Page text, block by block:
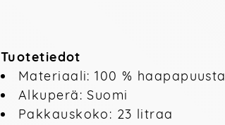
Tuotetiedot
Materiaali: 100 % haapapuusta
Alkuperä: Suomi
Pakkauskoko: 23 litraa